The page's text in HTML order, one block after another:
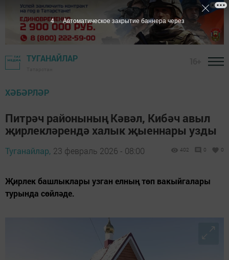
ТУГАНАЙЛАР
ХӘБӘРЛӘР
Питрәч районының Кәвәл, Кибәч авыл
җирлекләрендә халык җыеннары узды
Туганайлар, 23 февраль 2026 - 08:00 402 0 0
Җирлек башлыклары узган елның төп вакыйгалары
турында сөйләде.
2 Автоматическое закрытие баннера через